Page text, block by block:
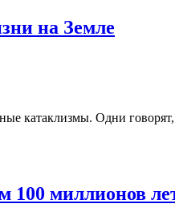
на Земле
катаклизмы. Одни
100 миллионов